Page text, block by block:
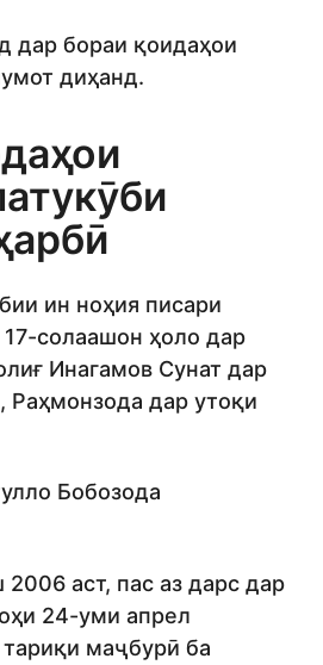
дар бораи қоидаҳои
диҳанд.
ин ноҳия писари
17-солаашон ҳоло дар
Инагамов Сунат дар
Раҳмонзода дар утоқи
Бобозода
аст, пас аз дарс дар
24-уми апрел
маҷбурӣ ба